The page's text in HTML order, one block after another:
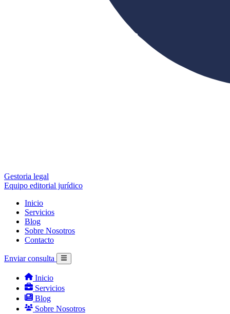
Gestoria legal
Equipo editorial jurídico
Inicio
Servicios
Blog
Sobre Nosotros
Contacto
Enviar consulta
Inicio
Servicios
Blog
Sobre Nosotros